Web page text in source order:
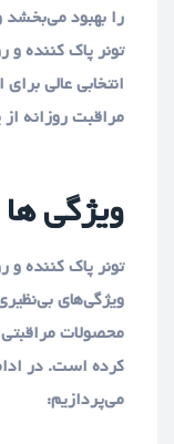
را بهبود
تونر پاک کننده
انتخابی عالی
مراقبت روزانه
ویژگی ها
تونر پاک کننده
ویژگی‌های
محصولات
کرده است. در
می‌پردازیم: